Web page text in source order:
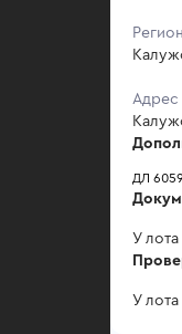
Адрес
ДЛ
У
У